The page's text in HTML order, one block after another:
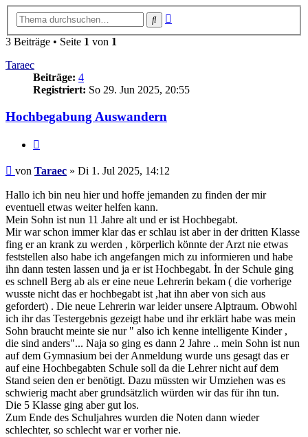
Suche
3 Beiträge • Seite 1 von 1
Taraec
Beiträge: 4
Registriert: So 29. Jun 2025, 20:55
Hochbegabung Auswandern
Beitrag
von Taraec » Di 1. Jul 2025, 14:12
Hallo ich bin neu hier und hoffe jemanden zu finden der mir
eventuell etwas weiter helfen kann.
Mein Sohn ist nun 11 Jahre alt und er ist Hochbegabt.
Mir war schon immer klar das er schlau ist aber in der dritten Klasse
fing er an krank zu werden , körperlich könnte der Arzt nie etwas
feststellen also habe ich angefangen mich zu informieren und habe
ihn dann testen lassen und ja er ist Hochbegabt. İn der Schule ging
es schnell Berg ab als er eine neue Lehrerin bekam ( die vorherige
wusste nicht das er hochbegabt ist ,hat ihn aber von sich aus
gefordert) . Die neue Lehrerin war leider unsere Alptraum. Obwohl
ich ihr das Testergebnis gezeigt habe und ihr erklärt habe was mein
Sohn braucht meinte sie nur " also ich kenne intelligente Kinder ,
die sind anders"... Naja so ging es dann 2 Jahre .. mein Sohn ist nun
auf dem Gymnasium bei der Anmeldung wurde uns gesagt das er
auf eine Hochbegabten Schule soll da die Lehrer nicht auf dem
Stand seien den er benötigt. Dazu müssten wir Umziehen was es
schwierig macht aber grundsätzlich würden wir das für ihn tun.
Die 5 Klasse ging aber gut los.
Zum Ende des Schuljahres wurden die Noten dann wieder
schlechter, so schlecht war er vorher nie.